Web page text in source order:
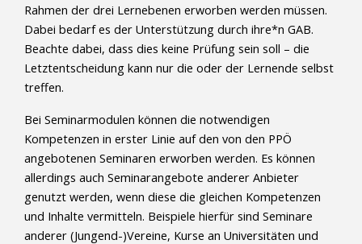
Rahmen der drei Lernebenen erworben werden müssen.
Dabei bedarf es der Unterstützung durch ihre*n GAB.
Beachte dabei, dass dies keine Prüfung sein soll – die
Letztentscheidung kann nur die oder der Lernende selbst
treffen.
Bei Seminarmodulen können die notwendigen
Kompetenzen in erster Linie auf den von den PPÖ
angebotenen Seminaren erworben werden. Es können
allerdings auch Seminarangebote anderer Anbieter
genutzt werden, wenn diese die gleichen Kompetenzen
und Inhalte vermitteln. Beispiele hierfür sind Seminare
anderer (Jungend-)Vereine, Kurse an Universitäten und